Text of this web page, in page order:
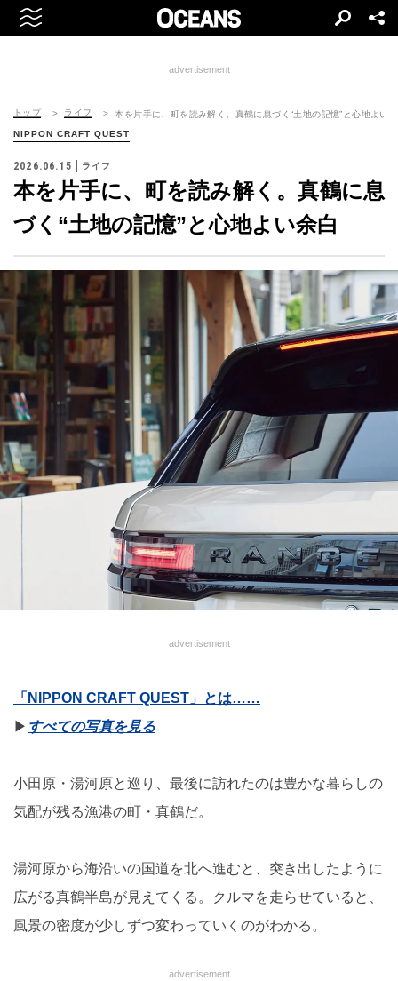
advertisement
トップ ライフ 本を片手に、町を読み解く。真鶴に息づく“土地の記憶”と心地よい
NIPPON CRAFT QUEST
2026.06.15 ライフ
本を片手に、町を読み解く。真鶴に息
づく“土地の記憶”と心地よい余白
advertisement
「NIPPON CRAFT QUEST」とは……
▶︎ すべての写真を見る
小田原・湯河原と巡り、最後に訪れたのは豊かな暮らしの
気配が残る漁港の町・真鶴だ。
湯河原から海沿いの国道を北へ進むと、突き出したように
広がる真鶴半島が見えてくる。クルマを走らせていると、
風景の密度が少しずつ変わっていくのがわかる。
advertisement